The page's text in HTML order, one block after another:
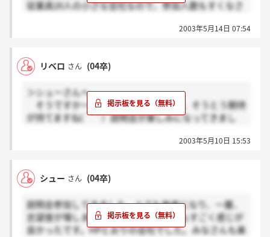
従業員20人の小さな会社なので、参加人数もすくなさ
2003年5月14日 07:54
リベロ さん (04卒)
＞シューさんへ
そうですかー。HPどうりってことは、そうとう期待
が持てますね(＾＾）説明会が楽しみになってきまし
2003年5月10日 15:53
シュー さん (04卒)
説明会参加してきました。とても参考になり、一層、
志望度が増しました。なんか社員の方もすごく感じが
良かったです。HPとおりの会社でした。みなさんも楽